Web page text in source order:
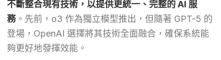
不斷整合現有技術，以提供更統一、完整的 AI 服
務。先前，o3 作為獨立模型推出，但隨著 GPT-5 的
登場，OpenAI 選擇將其技術全面融合，確保系統能
夠更好地發揮效能。